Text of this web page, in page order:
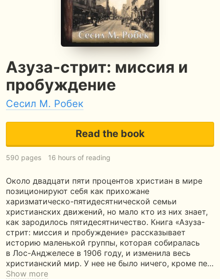
Азуза-стрит: миссия и
пробуждение
Сесил М. Робек
Read the book
590 pages 16 hours of reading
Около двадцати пяти процентов христиан в мире
позиционируют себя как прихожане
харизматическо-пятидесятнической семьи
христианских движений, но мало кто из них знает,
как зародилось пятидесятничество. Книга «Азуза-
стрит: миссия и пробуждение» рассказывает
историю маленькой группы, которая собиралась
в Лос-Анджелесе в 1906 году, и изменила весь
христианский мир. У нее не было ничего, кроме пе…
Show more